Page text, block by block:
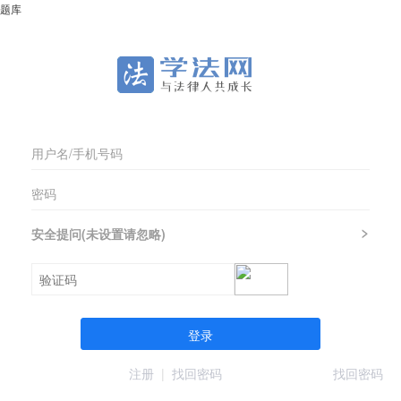
题库
安全提问(未设置请忽略)
登录
注册 | 找回密码 找回密码